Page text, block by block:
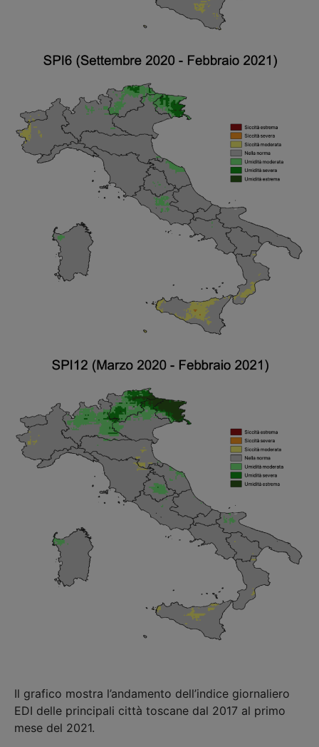
Il grafico mostra l’andamento dell’indice giornaliero
EDI delle principali città toscane dal 2017 al primo
mese del 2021.